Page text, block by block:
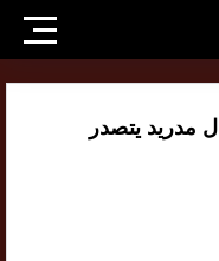
مدريد يتصدر